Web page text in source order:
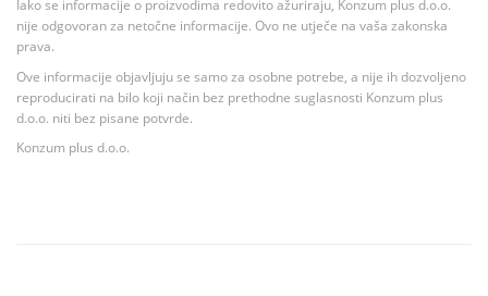
Iako se informacije o proizvodima redovito ažuriraju, Konzum plus d.o.o.
nije odgovoran za netočne informacije. Ovo ne utječe na vaša zakonska
prava.
Ove informacije objavljuju se samo za osobne potrebe, a nije ih dozvoljeno
reproducirati na bilo koji način bez prethodne suglasnosti Konzum plus
d.o.o. niti bez pisane potvrde.
Konzum plus d.o.o.